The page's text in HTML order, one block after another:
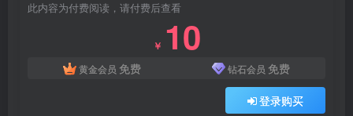
此内容为付费阅读，请付费后查看
￥ 10
黄金会员 免费 钻石会员 免费
登录购买